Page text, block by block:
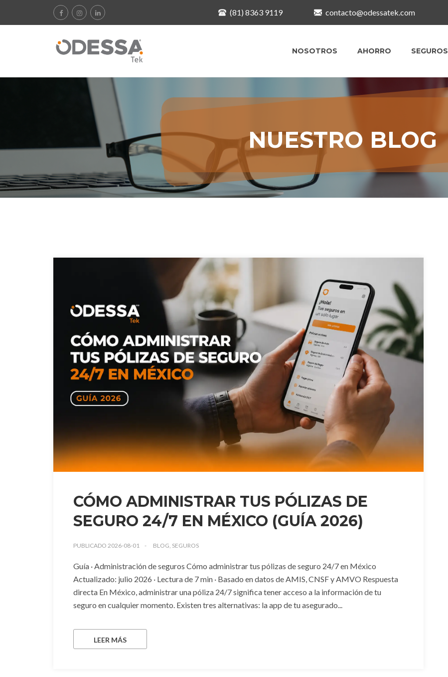
(81) 8363 9119 contacto@odessatek.com
NOSOTROS AHORRO SEGUROS
NUESTRO BLOG
CÓMO ADMINISTRAR TUS PÓLIZAS DE
SEGURO 24/7 EN MÉXICO (GUÍA 2026)
PUBLICADO 2026-08-01 BLOG, SEGUROS
Guía · Administración de seguros Cómo administrar tus pólizas de seguro 24/7 en México
Actualizado: julio 2026 · Lectura de 7 min · Basado en datos de AMIS, CNSF y AMVO Respuesta
directa En México, administrar una póliza 24/7 significa tener acceso a la información de tu
seguro en cualquier momento. Existen tres alternativas: la app de tu asegurado...
LEER MÁS